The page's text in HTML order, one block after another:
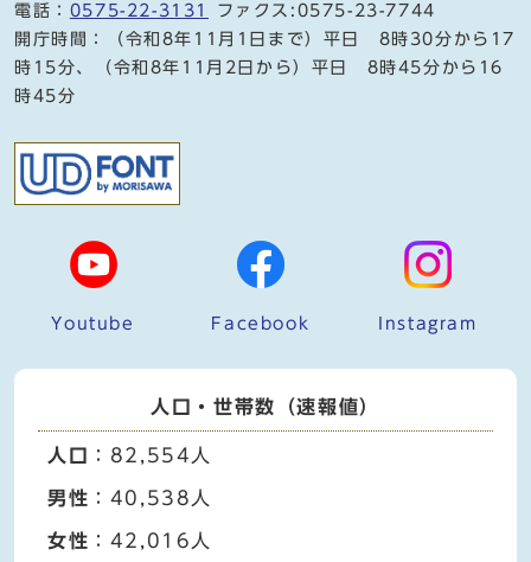
電話： 0575-22-3131
ファクス:0575-23-7744
開庁時間：（令和8年11月1日まで）平日 8時30分から17
時15分、（令和8年11月2日から）平日 8時45分から16
時45分
Youtube Facebook Instagram
人口・世帯数（速報値）
人口 ：82,554人
男性 ：40,538人
女性 ：42,016人